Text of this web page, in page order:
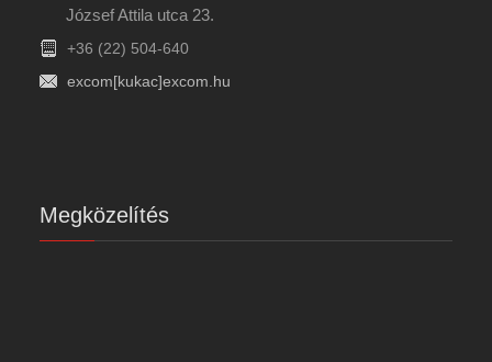
József Attila utca 23.
+36 (22) 504-640
excom[kukac]excom.hu
Megközelítés